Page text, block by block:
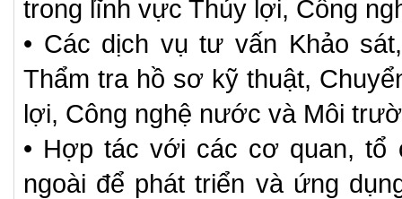
trong lĩnh vực Thủy lợi, Công
• Các dịch vụ tư vấn Khảo
Thẩm tra hồ sơ kỹ thuật,
lợi, Công nghệ nước và Môi
• Hợp tác với các cơ quan,
ngoài để phát triển và ứng